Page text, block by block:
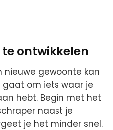
te ontwikkelen
nieuwe gewoonte kan
gaat om iets waar je
hebt. Begin met het
naast je
je het minder snel.